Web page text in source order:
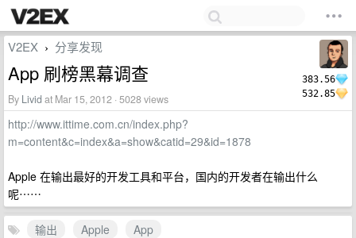
383.56
532.85
V2EX › 分享发现
App 刷榜黑幕调查
By Livid at Mar 15, 2012 · 5028 views
http://www.ittime.com.cn/index.php?
m=content&c=index&a=show&catid=29&id=1878
Apple 在输出最好的开发工具和平台，国内的开发者在输出什么
呢⋯⋯
输出 Apple
App